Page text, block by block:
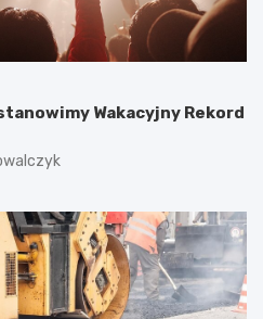
Wakacyjny Rekord